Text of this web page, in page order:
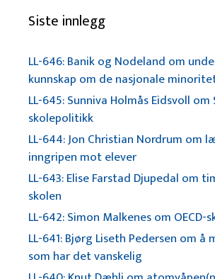
Siste innlegg
LL-646: Banik og Nodeland om
kunnskap om de nasjonale
LL-645: Sunniva Holmås Eidsvoll om
skolepolitikk
LL-644: Jon Christian Nordrum om
inngripen mot elever
LL-643: Elise Farstad Djupedal om
skolen
LL-642: Simon Malkenes om OECD-
LL-641: Bjørg Liseth Pedersen om å
som har det vanskelig